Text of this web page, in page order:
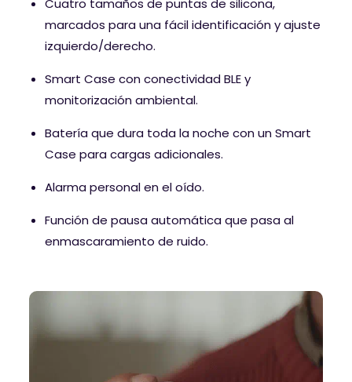
Cuatro tamaños de puntas de silicona,
marcados para una fácil identificación y ajuste
izquierdo/derecho.
Smart Case con conectividad BLE y
monitorización ambiental.
Batería que dura toda la noche con un Smart
Case para cargas adicionales.
Alarma personal en el oído.
Función de pausa automática que pasa al
enmascaramiento de ruido.